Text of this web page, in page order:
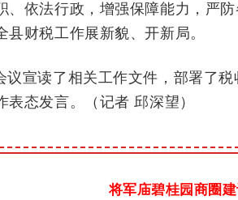
、依法行政， 增强保障能力，严防
县财税工作展新貌、开新局。
议宣读了相关工作文件，部署了
表态发言。（记者 邱深望）
将军庙碧桂园商圈